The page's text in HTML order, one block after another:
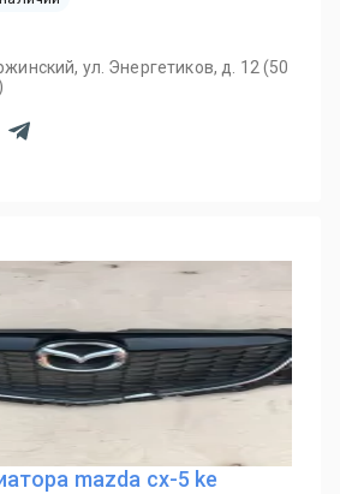
ул. Энергетиков, д. 12 (50
mazda cx-5 ke